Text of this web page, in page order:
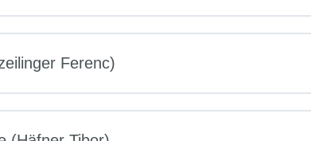
Ferenc)